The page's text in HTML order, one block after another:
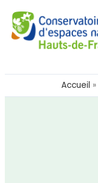
Accueil »